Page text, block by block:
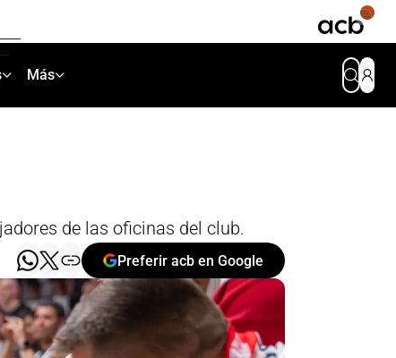
Más
de las oficinas del club.
Preferir acb en Google